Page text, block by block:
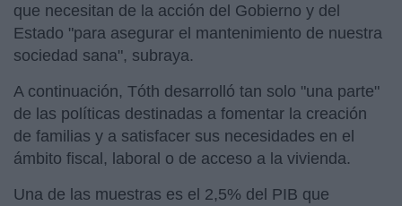
que necesitan de la acción del Gobierno y del
Estado "para asegurar el mantenimiento de nuestra
sociedad sana", subraya.
A continuación, Tóth desarrolló tan solo "una parte"
de las políticas destinadas a fomentar la creación
de familias y a satisfacer sus necesidades en el
ámbito fiscal, laboral o de acceso a la vivienda.
Una de las muestras es el 2,5% del PIB que